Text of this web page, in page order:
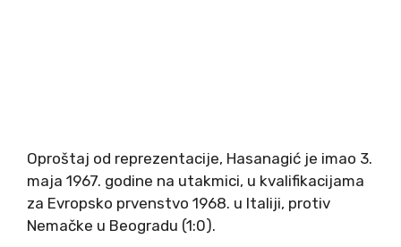
Oproštaj od reprezentacije, Hasanagić je imao 3.
maja 1967. godine na utakmici, u kvalifikacijama
za Evropsko prvenstvo 1968. u Italiji, protiv
Nemačke u Beogradu (1:0).